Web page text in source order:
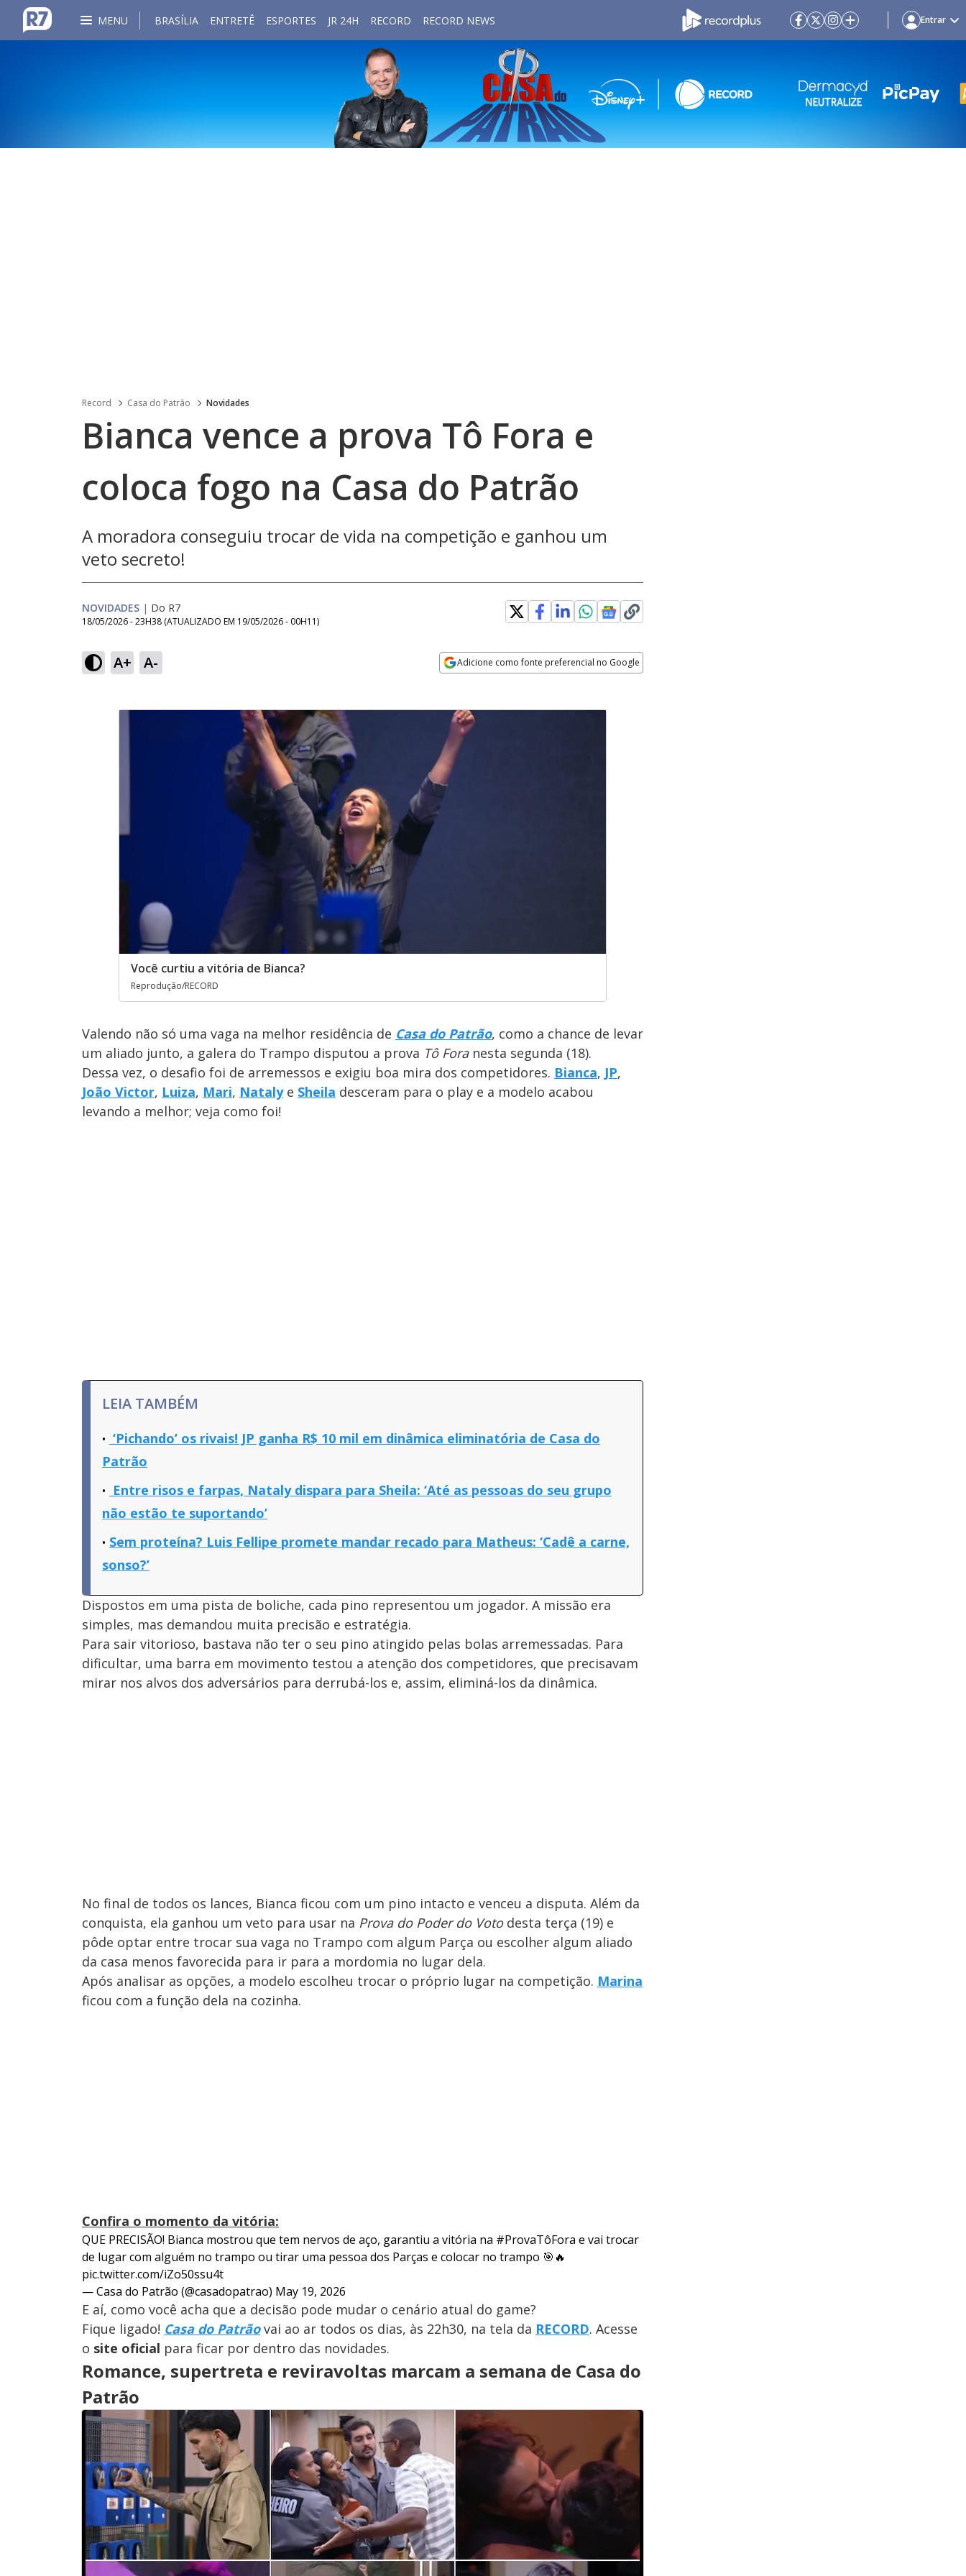
MENU BRASÍLIA ENTRETÊ ESPORTES JR 24H RECORD RECORD NEWS Entrar
Record Casa do Patrão Novidades
Bianca vence a prova Tô Fora e
coloca fogo na Casa do Patrão
A moradora conseguiu trocar de vida na competição e ganhou um
veto secreto!
NOVIDADES | Do R7
18/05/2026 - 23H38 (ATUALIZADO EM 19/05/2026 - 00H11)
A+ A- Adicione como fonte preferencial no Google
Você curtiu a vitória de Bianca?
Reprodução/RECORD
Valendo não só uma vaga na melhor residência de Casa do Patrão, como a chance de levar
um aliado junto, a galera do Trampo disputou a prova Tô Foranesta segunda (18).
Dessa vez, o desafio foi de arremessos e exigiu boa mira dos competidores. Bianca, JP,
João Victor, Luiza, Mari, Natalye Sheila desceram para o play e a modelo acabou
levando a melhor; veja como foi!
LEIA TAMBÉM
‘Pichando’ os rivais! JP ganha R$ 10 mil em dinâmica eliminatória de Casa do
Patrão
Entre risos e farpas, Nataly dispara para Sheila: ‘Até as pessoas do seu grupo
não estão te suportando’
Sem proteína? Luis Fellipe promete mandar recado para Matheus: ‘Cadê a carne,
sonso?’
Dispostos em uma pista de boliche, cada pino representou um jogador. A missão era
simples, mas demandou muita precisão e estratégia.
Para sair vitorioso, bastava não ter o seu pino atingido pelas bolas arremessadas. Para
dificultar, uma barra em movimento testou a atenção dos competidores, que precisavam
mirar nos alvos dos adversários para derrubá-los e, assim, eliminá-los da dinâmica.
No final de todos os lances, Bianca ficou com um pino intacto e venceu a disputa. Além da
conquista, ela ganhou um veto para usar na Prova do Poder do Votodesta terça (19) e
pôde optar entre trocar sua vaga no Trampo com algum Parça ou escolher algum aliado
da casa menos favorecida para ir para a mordomia no lugar dela.
Após analisar as opções, a modelo escolheu trocar o próprio lugar na competição. Marina
ficou com a função dela na cozinha.
Confira o momento da vitória:
QUE PRECISÃO! Bianca mostrou que tem nervos de aço, garantiu a vitória na #ProvaTôFora e vai trocar
de lugar com alguém no trampo ou tirar uma pessoa dos Parças e colocar no trampo 🎯🔥
pic.twitter.com/iZo50ssu4t
— Casa do Patrão (@casadopatrao) May 19, 2026
E aí, como você acha que a decisão pode mudar o cenário atual do game?
Fique ligado! Casa do Patrãovai ao ar todos os dias, às 22h30, na tela da RECORD. Acesse
o site oficial para ficar por dentro das novidades.
Romance, supertreta e reviravoltas marcam a semana de Casa do
Patrão